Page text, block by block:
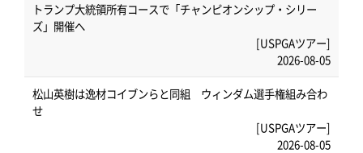
トランプ大統領所有コースで「チャンピオンシップ・シリー
ズ」開催へ
[USPGAツアー]
2026-08-05
松山英樹は逸材コイブンらと同組 ウィンダム選手権組み合わ
せ
[USPGAツアー]
2026-08-05